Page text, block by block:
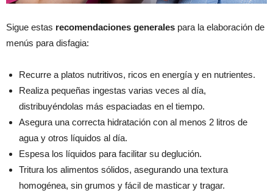
Sigue estas recomendaciones generales para la elaboración de
menús para disfagia:
Recurre a platos nutritivos, ricos en energía y en nutrientes.
Realiza pequeñas ingestas varias veces al día,
distribuyéndolas más espaciadas en el tiempo.
Asegura una correcta hidratación con al menos 2 litros de
agua y otros líquidos al día.
Espesa los líquidos para facilitar su deglución.
Tritura los alimentos sólidos, asegurando una textura
homogénea, sin grumos y fácil de masticar y tragar.